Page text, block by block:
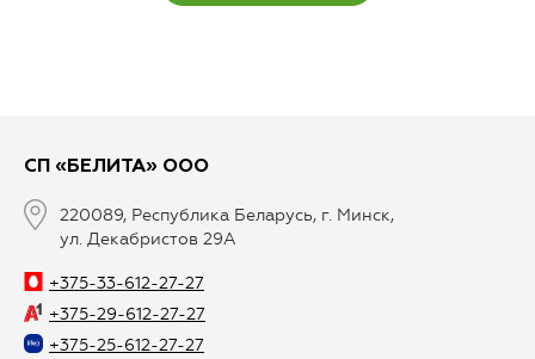
СП «БЕЛИТА» ООО
220089, Республика Беларусь, г. Минск,
ул. Декабристов 29А
+375-33-612-27-27
+375-29-612-27-27
+375-25-612-27-27